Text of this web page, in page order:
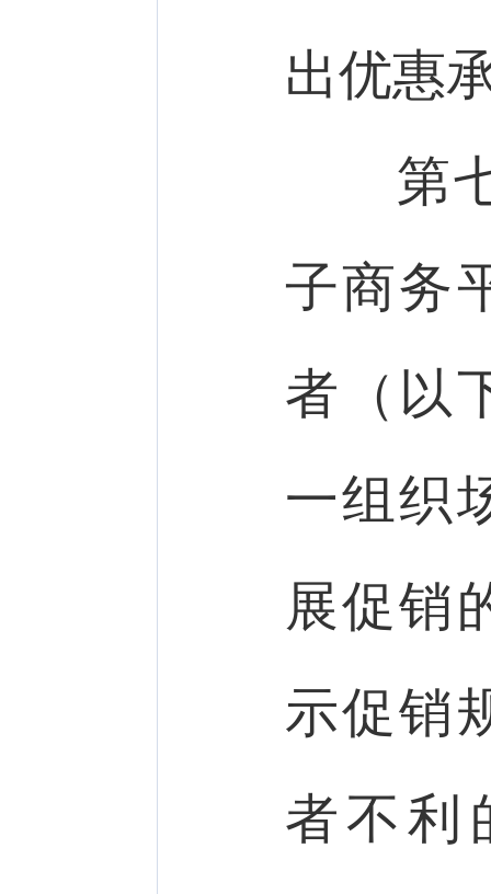
出优惠
第
子商务
者（以
一组织
展促销
示促销
者不利